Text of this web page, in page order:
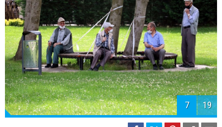
7 19